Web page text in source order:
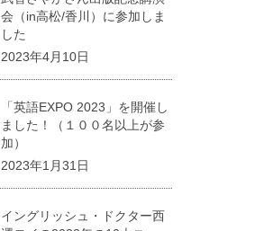
会（in高松/香川）に参加しま
した
2023年4月10日
「英語EXPO 2023」を開催し
ました！（１００名以上が参
加）
2023年1月31日
イングリッシュ・ドクター西